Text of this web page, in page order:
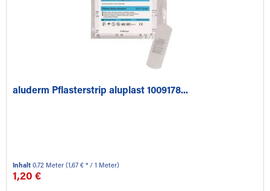
aluderm Pflasterstrip aluplast 1009178...
Inhalt0.72 Meter(1,67 € * / 1 Meter)
1,20 €